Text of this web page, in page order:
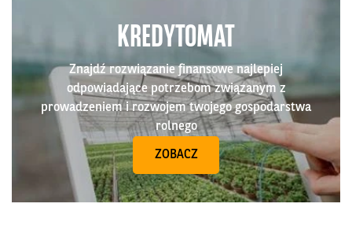
KREDYTOMAT
Znajdź rozwiązanie finansowe najlepiej
odpowiadające potrzebom związanym z
prowadzeniem i rozwojem twojego gospodarstwa
rolnego
ZOBACZ